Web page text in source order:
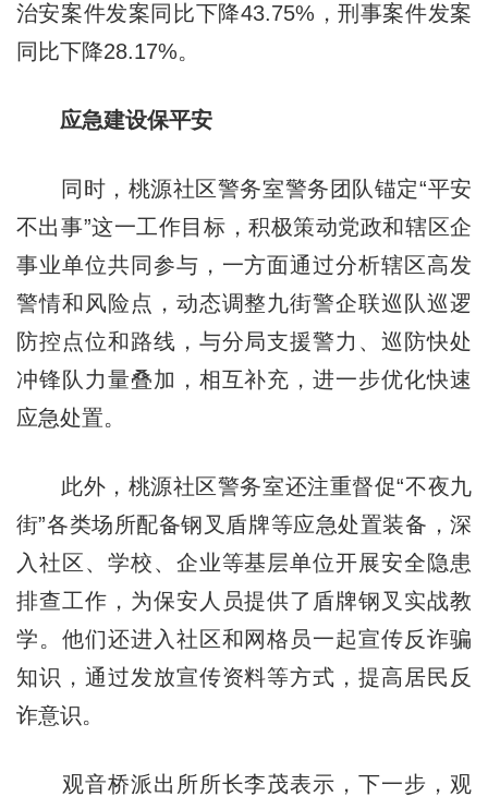
治安案件发案同比下降43.75%，刑事案件发案
同比下降28.17%。
应急建设保平安
同时，桃源社区警务室警务团队锚定“平安
不出事”这一工作目标，积极策动党政和辖区企
事业单位共同参与，一方面通过分析辖区高发
警情和风险点，动态调整九街警企联巡队巡逻
防控点位和路线，与分局支援警力、巡防快处
冲锋队力量叠加，相互补充，进一步优化快速
应急处置。
此外，桃源社区警务室还注重督促“不夜九
街”各类场所配备钢叉盾牌等应急处置装备，深
入社区、学校、企业等基层单位开展安全隐患
排查工作，为保安人员提供了盾牌钢叉实战教
学。他们还进入社区和网格员一起宣传反诈骗
知识，通过发放宣传资料等方式，提高居民反
诈意识。
观音桥派出所所长李茂表示，下一步，观